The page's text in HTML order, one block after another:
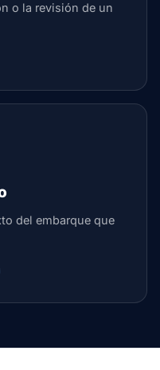
o la revisión de un
del embarque que